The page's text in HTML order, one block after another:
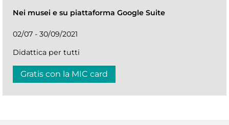
Nei musei e su piattaforma Google Suite
02/07 - 30/09/2021
Didattica per tutti
Gratis con la MIC card